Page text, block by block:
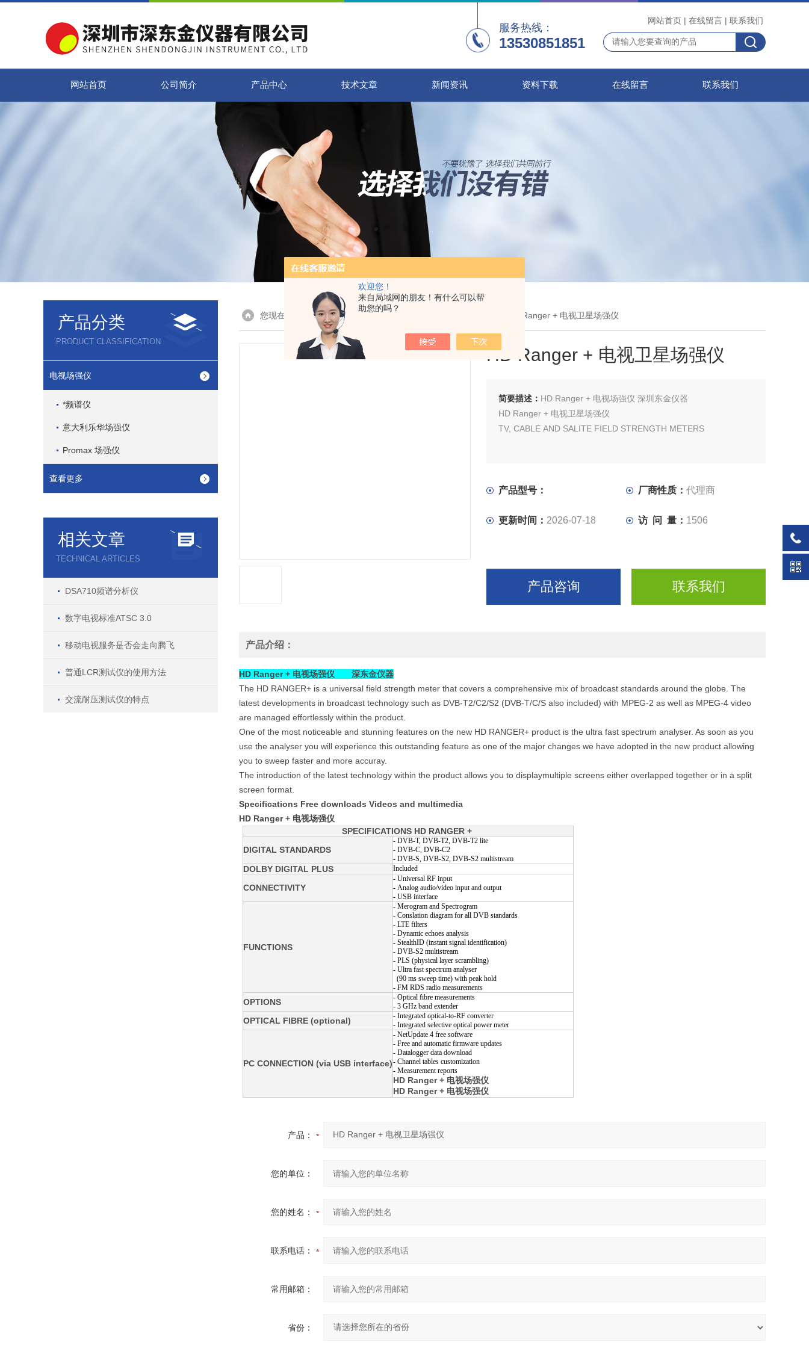
欢迎您！
来自局域网的朋友！有什么可以帮
助您的吗？
网站首页 | 在线留言 | 联系我们
服务热线：
13530851851
网站首页 公司简介 产品中心 技术文章 新闻资讯 资料下载 在线留言 联系我们
产品分类
PRODUCT CLASSIFICATION
电视场强仪
*频谱仪
意大利乐华场强仪
Promax 场强仪
查看更多
相关文章
TECHNICAL ARTICLES
DSA710频谱分析仪
数字电视标准ATSC 3.0
移动电视服务是否会走向腾飞
普通LCR测试仪的使用方法
交流耐压测试仪的特点
您现在的位置：首页> 产品展示 > 电视场强仪 > HD Ranger + 电视卫星场强仪
HD Ranger + 电视卫星场强仪
简要描述：
HD Ranger + 电视场强仪 深圳东金仪器
HD Ranger + 电视卫星场强仪
TV, CABLE AND SALITE FIELD STRENGTH METERS
产品型号： 厂商性质：代理商
更新时间： 2026-07-18 访 问 量： 1506
产品咨询 联系我们
产品介绍：
HD Ranger + 电视场强仪
深东金仪器
The HD RANGER+ is a universal field strength meter that covers a comprehensive mix of broadcast standards around the globe. The
latest developments in broadcast technology such as DVB-T2/C2/S2 (DVB-T/C/S also included) with MPEG-2 as well as MPEG-4 video
are managed effortlessly within the product.
One of the most noticeable and stunning features on the new HD RANGER+ product is the ultra fast spectrum analyser. As soon as you
use the analyser you will experience this outstanding feature as one of the major changes we have adopted in the new product allowing
you to sweep faster and more accuray.
The introduction of the latest technology within the product allows you to displaymultiple screens either overlapped together or in a split
screen format.
Specifications Free downloads Videos and multimedia
HD Ranger + 电视场强仪
SPECIFICATIONS HD RANGER +
DIGITAL STANDARDS
- DVB-T, DVB-T2, DVB-T2 lite
- DVB-C, DVB-C2
- DVB-S, DVB-S2, DVB-S2 multistream
DOLBY DIGITAL PLUS Included
CONNECTIVITY
- Universal RF input
- Analog audio/video input and output
- USB interface
FUNCTIONS
- Merogram and Spectrogram
- Conslation diagram for all DVB standards
- LTE filters
- Dynamic echoes analysis
- StealthID (instant signal identification)
- DVB-S2 multistream
- PLS (physical layer scrambling)
- Ultra fast spectrum analyser
(90 ms sweep time) with peak hold
- FM RDS radio measurements
OPTIONS
- Optical fibre measurements
- 3 GHz band extender
OPTICAL FIBRE (optional)
- Integrated optical-to-RF converter
- Integrated selective optical power meter
PC CONNECTION (via USB interface)
- NetUpdate 4 free software
- Free and automatic firmware updates
- Datalogger data download
- Channel tables customization
- Measurement reports
HD Ranger + 电视场强仪
HD Ranger + 电视场强仪
产品：
您的单位：
您的姓名：
联系电话：
常用邮箱：
省份：